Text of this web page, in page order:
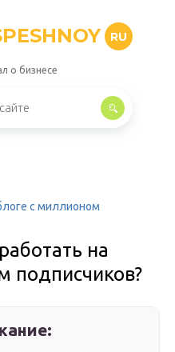
RU
о бизнесе
с миллионом
на
подписчиков?